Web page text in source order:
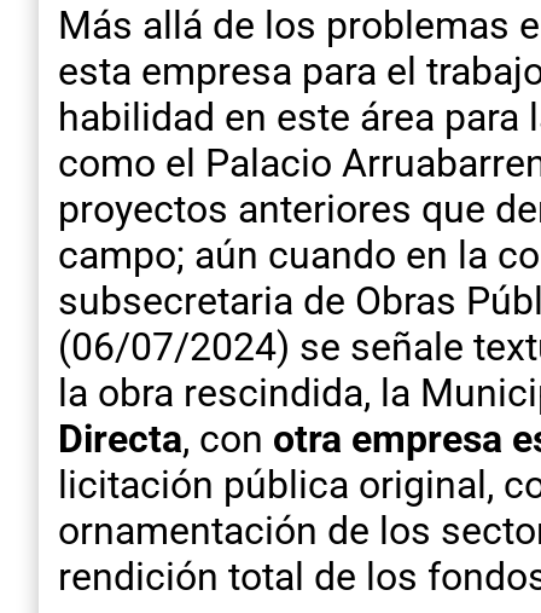
Más allá de los problemas
esta empresa para el
habilidad en este área
como el Palacio
proyectos anteriores que
campo; aún cuando en la
subsecretaria de Obras
(06/07/2024) se señale
la obra rescindida, la
Directa, con otra empresa
licitación pública original,
ornamentación de los
rendición total de los